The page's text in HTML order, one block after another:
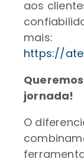
aos
mais:
https://
jornada!
O